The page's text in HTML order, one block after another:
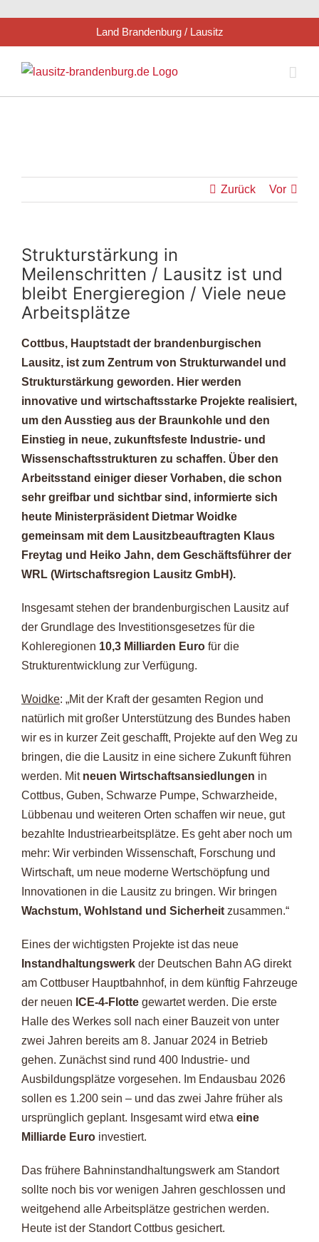
Inhalt
springen
Land Brandenburg / Lausitz
Zurück Vor
Strukturstärkung in
Meilenschritten / Lausitz ist und
bleibt Energieregion / Viele neue
Arbeitsplätze
Cottbus, Hauptstadt der brandenburgischen
Lausitz, ist zum Zentrum von Strukturwandel und
Strukturstärkung geworden. Hier werden
innovative und wirtschaftsstarke Projekte realisiert,
um den Ausstieg aus der Braunkohle und den
Einstieg in neue, zukunftsfeste Industrie- und
Wissenschaftsstrukturen zu schaffen. Über den
Arbeitsstand einiger dieser Vorhaben, die schon
sehr greifbar und sichtbar sind, informierte sich
heute Ministerpräsident Dietmar Woidke
gemeinsam mit dem Lausitzbeauftragten Klaus
Freytag und Heiko Jahn, dem Geschäftsführer der
WRL (Wirtschaftsregion Lausitz GmbH).
Insgesamt stehen der brandenburgischen Lausitz auf
der Grundlage des Investitionsgesetzes für die
Kohleregionen 10,3 Milliarden Euro für die
Strukturentwicklung zur Verfügung.
Woidke: „Mit der Kraft der gesamten Region und
natürlich mit großer Unterstützung des Bundes haben
wir es in kurzer Zeit geschafft, Projekte auf den Weg zu
bringen, die die Lausitz in eine sichere Zukunft führen
werden. Mit neuen Wirtschaftsansiedlungen in
Cottbus, Guben, Schwarze Pumpe, Schwarzheide,
Lübbenau und weiteren Orten schaffen wir neue, gut
bezahlte Industriearbeitsplätze. Es geht aber noch um
mehr: Wir verbinden Wissenschaft, Forschung und
Wirtschaft, um neue moderne Wertschöpfung und
Innovationen in die Lausitz zu bringen. Wir bringen
Wachstum, Wohlstand und Sicherheit zusammen.“
Eines der wichtigsten Projekte ist das neue
Instandhaltungswerk der Deutschen Bahn AG direkt
am Cottbuser Hauptbahnhof, in dem künftig Fahrzeuge
der neuen ICE-4-Flotte gewartet werden. Die erste
Halle des Werkes soll nach einer Bauzeit von unter
zwei Jahren bereits am 8. Januar 2024 in Betrieb
gehen. Zunächst sind rund 400 Industrie- und
Ausbildungsplätze vorgesehen. Im Endausbau 2026
sollen es 1.200 sein – und das zwei Jahre früher als
ursprünglich geplant. Insgesamt wird etwa eine
Milliarde Euro investiert.
Das frühere Bahninstandhaltungswerk am Standort
sollte noch bis vor wenigen Jahren geschlossen und
weitgehend alle Arbeitsplätze gestrichen werden.
Heute ist der Standort Cottbus gesichert.